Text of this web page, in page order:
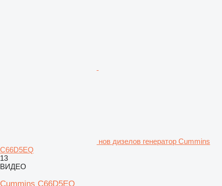
нов дизелов генератор Cummins
C66D5EQ
13
ВИДЕО
Cummins C66D5EQ